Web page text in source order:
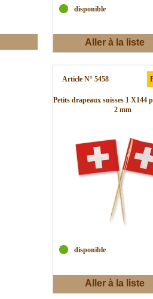
disponible
Aller à la liste
Article N° 5458
Petits drapeaux suisses 1 X144
2 mm
disponible
Aller à la liste